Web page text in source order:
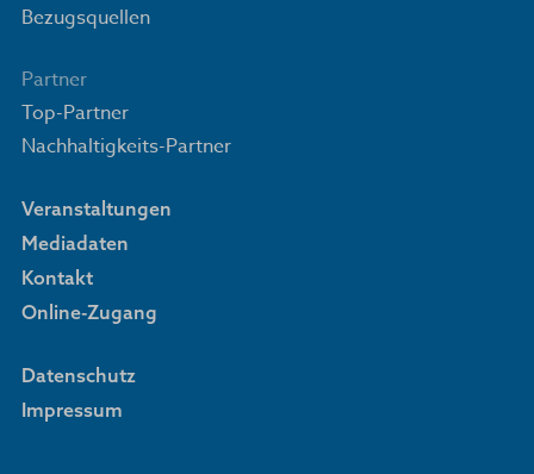
Bezugsquellen
Partner
Top-Partner
Nachhaltigkeits-Partner
Veranstaltungen
Mediadaten
Kontakt
Online-Zugang
Datenschutz
Impressum